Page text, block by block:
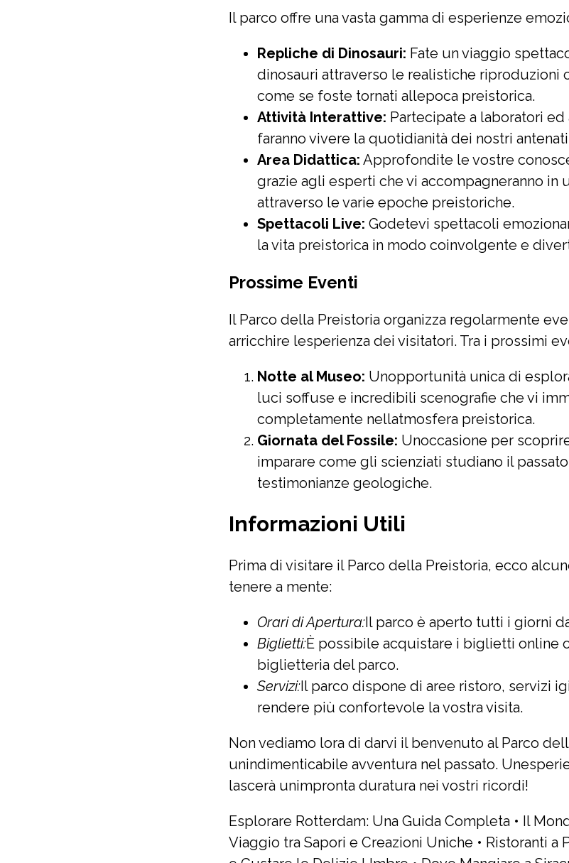
Il parco offre una vasta gamma di esperienze
Repliche di Dinosauri: Fate un viaggio
dinosauri attraverso le realistiche riproduzioni
come se foste tornati allepoca preistorica.
Attività Interattive: Partecipate a laboratori
faranno vivere la quotidianità dei nostri
Area Didattica: Approfondite le vostre
grazie agli esperti che vi accompagneranno in
attraverso le varie epoche preistoriche.
Spettacoli Live: Godetevi spettacoli
la vita preistorica in modo coinvolgente e
Prossime Eventi
Il Parco della Preistoria organizza regolarmente
arricchire lesperienza dei visitatori. Tra i prossimi
Notte al Museo: Unopportunità unica di
luci soffuse e incredibili scenografie che vi
completamente nellatmosfera preistorica.
Giornata del Fossile: Unoccasione per
imparare come gli scienziati studiano il
testimonianze geologiche.
Informazioni Utili
Prima di visitare il Parco della Preistoria, ecco
tenere a mente:
Orari di Apertura:Il parco è aperto tutti i giorni
Biglietti:È possibile acquistare i biglietti online
biglietteria del parco.
Servizi:Il parco dispone di aree ristoro, servizi
rendere più confortevole la vostra visita.
Non vediamo lora di darvi il benvenuto al Parco
unindimenticabile avventura nel passato.
lascerà unimpronta duratura nei vostri ricordi!
Esplorare Rotterdam: Una Guida Completa • Il
Viaggio tra Sapori e Creazioni Uniche • Ristoranti a